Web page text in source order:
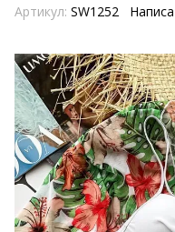
Артикул: SW1252